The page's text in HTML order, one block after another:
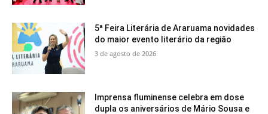
5ª Feira Literária de Araruama novidades
do maior evento literário da região
3 de agosto de 2026
Imprensa fluminense celebra em dose
dupla os aniversários de Mário Sousa e